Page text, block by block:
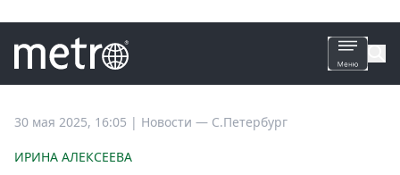
Все
30 мая 2025, 16:05 | Новости — С.Петербург
ИРИНА АЛЕКСЕЕВА